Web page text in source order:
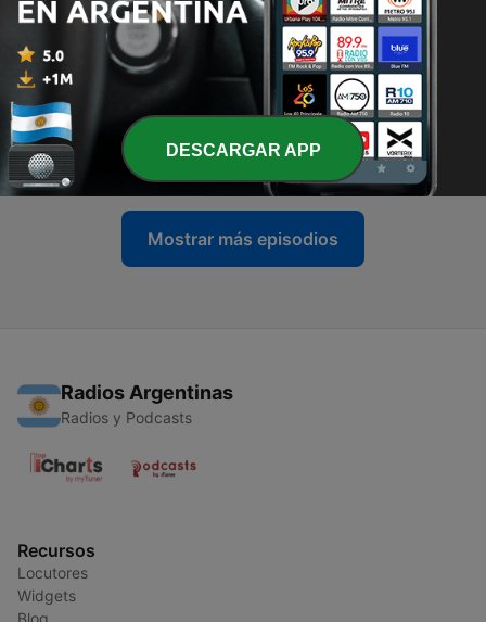
Julio Correal nos visita en El Mañanero de La
Mega.
03 oct. 2025
1972 - ¿CUÁLES SON LAS EXIGENCIAS QUE TE DA
MIEDO PEDIR A TU PAREJA?
03 oct. 2025
Mostrar más episodios
Radios Argentinas
Radios y Podcasts
Recursos
Locutores
Widgets
DESCARGAR APP